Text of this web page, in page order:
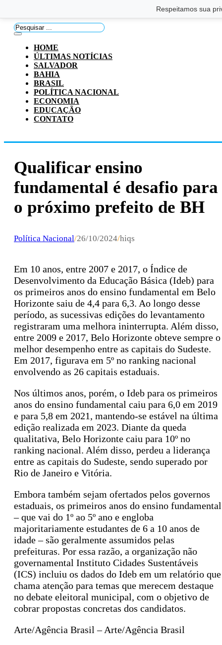
Respeitamos sua
Pesquisar
...
HOME
ÚLTIMAS NOTÍCIAS
SALVADOR
BAHIA
BRASIL
POLÍTICA NACIONAL
ECONOMIA
EDUCAÇÃO
CONTATO
Qualificar ensino
fundamental é desafio para
o próximo prefeito de BH
Política Nacional/26/10/2024/hiqs
Em 10 anos, entre 2007 e 2017, o Índice de
Desenvolvimento da Educação Básica (Ideb) para
os primeiros anos do ensino fundamental em Belo
Horizonte saiu de 4,4 para 6,3. Ao longo desse
período, as sucessivas edições do levantamento
registraram uma melhora ininterrupta. Além disso,
entre 2009 e 2017, Belo Horizonte obteve sempre o
melhor desempenho entre as capitais do Sudeste.
Em 2017, figurava em 5º no ranking nacional
envolvendo as 26 capitais estaduais.
Nos últimos anos, porém, o Ideb para os primeiros
anos do ensino fundamental caiu para 6,0 em 2019
e para 5,8 em 2021, mantendo-se estável na última
edição realizada em 2023. Diante da queda
qualitativa, Belo Horizonte caiu para 10º no
ranking nacional. Além disso, perdeu a liderança
entre as capitais do Sudeste, sendo superado por
Rio de Janeiro e Vitória.
Embora também sejam ofertados pelos governos
estaduais, os primeiros anos do ensino fundamental
– que vai do 1º ao 5º ano e engloba
majoritariamente estudantes de 6 a 10 anos de
idade – são geralmente assumidos pelas
prefeituras. Por essa razão, a organização não
governamental Instituto Cidades Sustentáveis
(ICS) incluiu os dados do Ideb em um relatório que
chama atenção para temas que merecem destaque
no debate eleitoral municipal, com o objetivo de
cobrar propostas concretas dos candidatos.
Arte/Agência Brasil – Arte/Agência Brasil